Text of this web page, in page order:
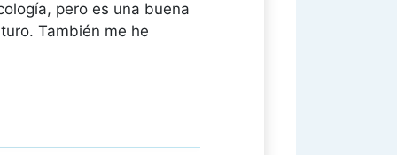
pero es una buena
También me he